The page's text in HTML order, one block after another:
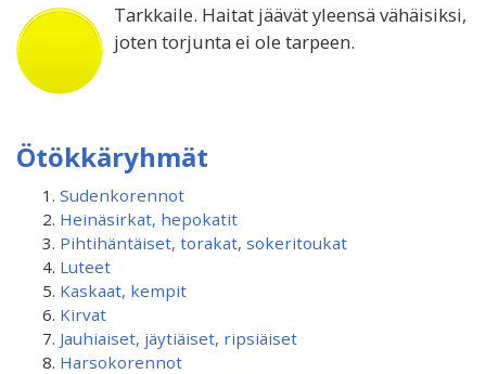
Tarkkaile. Haitat jäävät yleensä vähäisiksi,
joten torjunta ei ole tarpeen.
Ötökkäryhmät
Sudenkorennot
Heinäsirkat, hepokatit
Pihtihäntäiset, torakat, sokeritoukat
Luteet
Kaskaat, kempit
Kirvat
Jauhiaiset, jäytiäiset, ripsiäiset
Harsokorennot